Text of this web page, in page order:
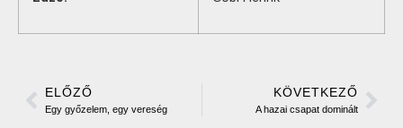
ELŐZŐ
Egy győzelem, egy vereség
KÖVETKEZŐ
A hazai csapat dominált